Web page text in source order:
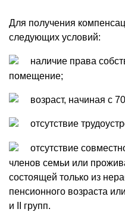
Для получения
следующих условий:
наличие права
помещение;
возраст, начиная с
отсутствие
отсутствие
членов семьи или
состоящей только из
пенсионного возраста
и II групп.